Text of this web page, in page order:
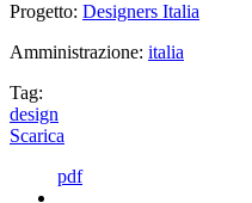
Progetto: Designers Italia
Amministrazione: italia
Tag:
design
Scarica
pdf